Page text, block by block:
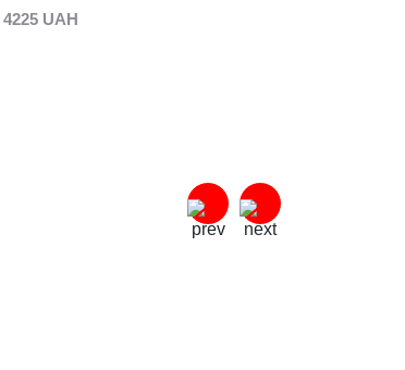
4225 UAH